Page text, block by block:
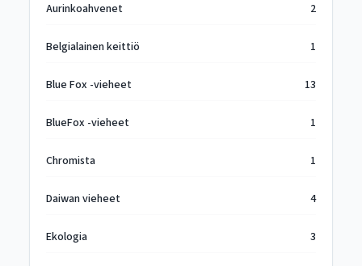
Aurinkoahvenet 2
Belgialainen keittiö 1
Blue Fox -vieheet 13
BlueFox -vieheet 1
Chromista 1
Daiwan vieheet 4
Ekologia 3